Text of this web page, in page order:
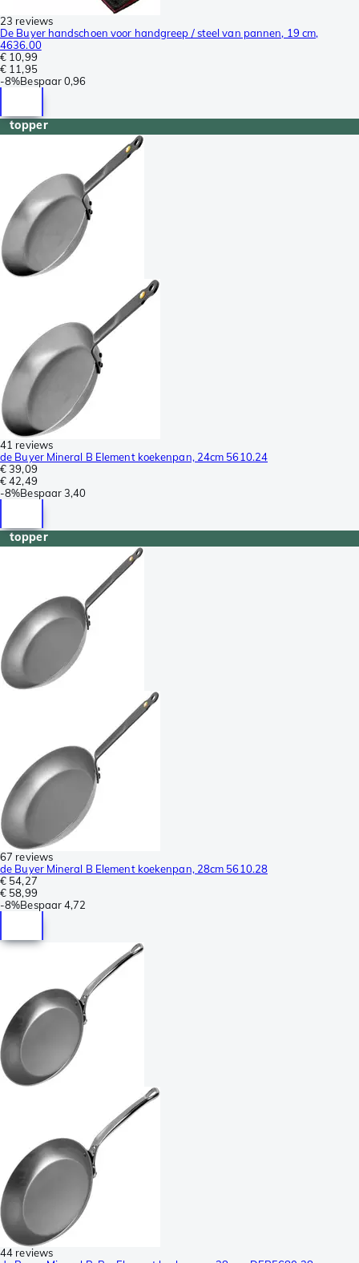
23 reviews
De Buyer handschoen voor handgreep / steel van pannen, 19 cm,
4636.00
€ 10,99
€ 11,95
-8%Bespaar0,96
topper
41 reviews
de Buyer Mineral B Element koekenpan, 24cm 5610.24
€ 39,09
€ 42,49
-8%Bespaar3,40
topper
67 reviews
de Buyer Mineral B Element koekenpan, 28cm 5610.28
€ 54,27
€ 58,99
-8%Bespaar4,72
44 reviews